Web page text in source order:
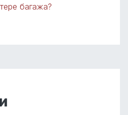
багажа?